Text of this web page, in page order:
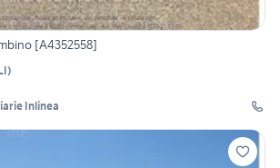
[A4352558]
)
Inlinea